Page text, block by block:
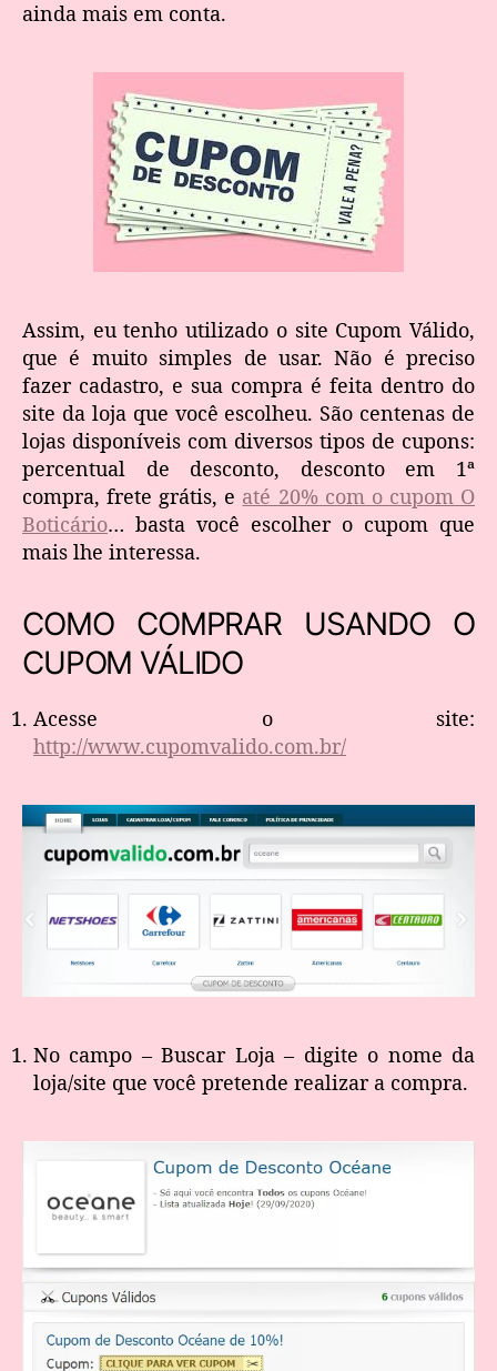
ainda mais em conta.
Assim, eu tenho utilizado o site Cupom Válido,
que é muito simples de usar. Não é preciso
fazer cadastro, e sua compra é feita dentro do
site da loja que você escolheu. São centenas de
lojas disponíveis com diversos tipos de cupons:
percentual de desconto, desconto em 1ª
compra, frete grátis, e até 20% com o cupom O
Boticário… basta você escolher o cupom que
mais lhe interessa.
COMO COMPRAR USANDO O
CUPOM VÁLIDO
Acesse o site:
http://www.cupomvalido.com.br/
No campo – Buscar Loja – digite o nome da
loja/site que você pretende realizar a compra.